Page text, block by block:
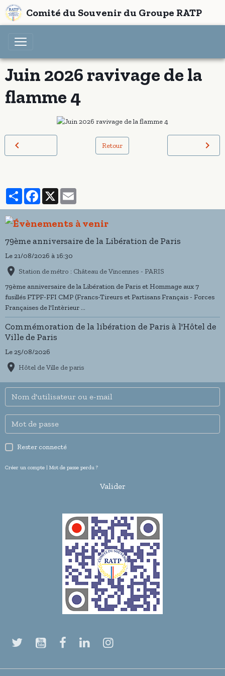
Comité du Souvenir du Groupe RATP
Juin 2026 ravivage de la
flamme 4
Retour
PartagerFacebook
X
79ème anniversaire de la Libération de Paris
Le 21/08/2026 à 16:30
Station de métro : Château de Vincennes - PARIS
79ème anniversaire de la Libération de Paris et Hommage aux 7
fusillés FTPF-FFI CMP (Francs-Tireurs et Partisans Français - Forces
Françaises de l'Intèrieur ...
Commémoration de la libération de Paris à l'Hôtel de
Ville de Paris
Le 25/08/2026
Hôtel de Ville de paris
Rester connecté
Créer un compte | Mot de passe perdu ?
Valider